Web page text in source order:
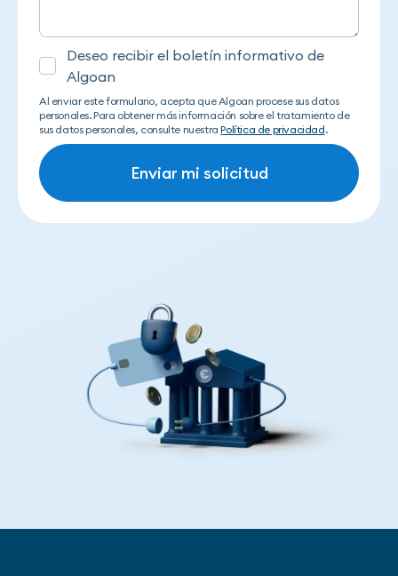
Deseo recibir el boletín informativo de
Algoan
Al enviar este formulario, acepta que Algoan procese sus datos
personales. Para obtener más información sobre el tratamiento de
sus datos personales, consulte nuestraPolítica de privacidad.